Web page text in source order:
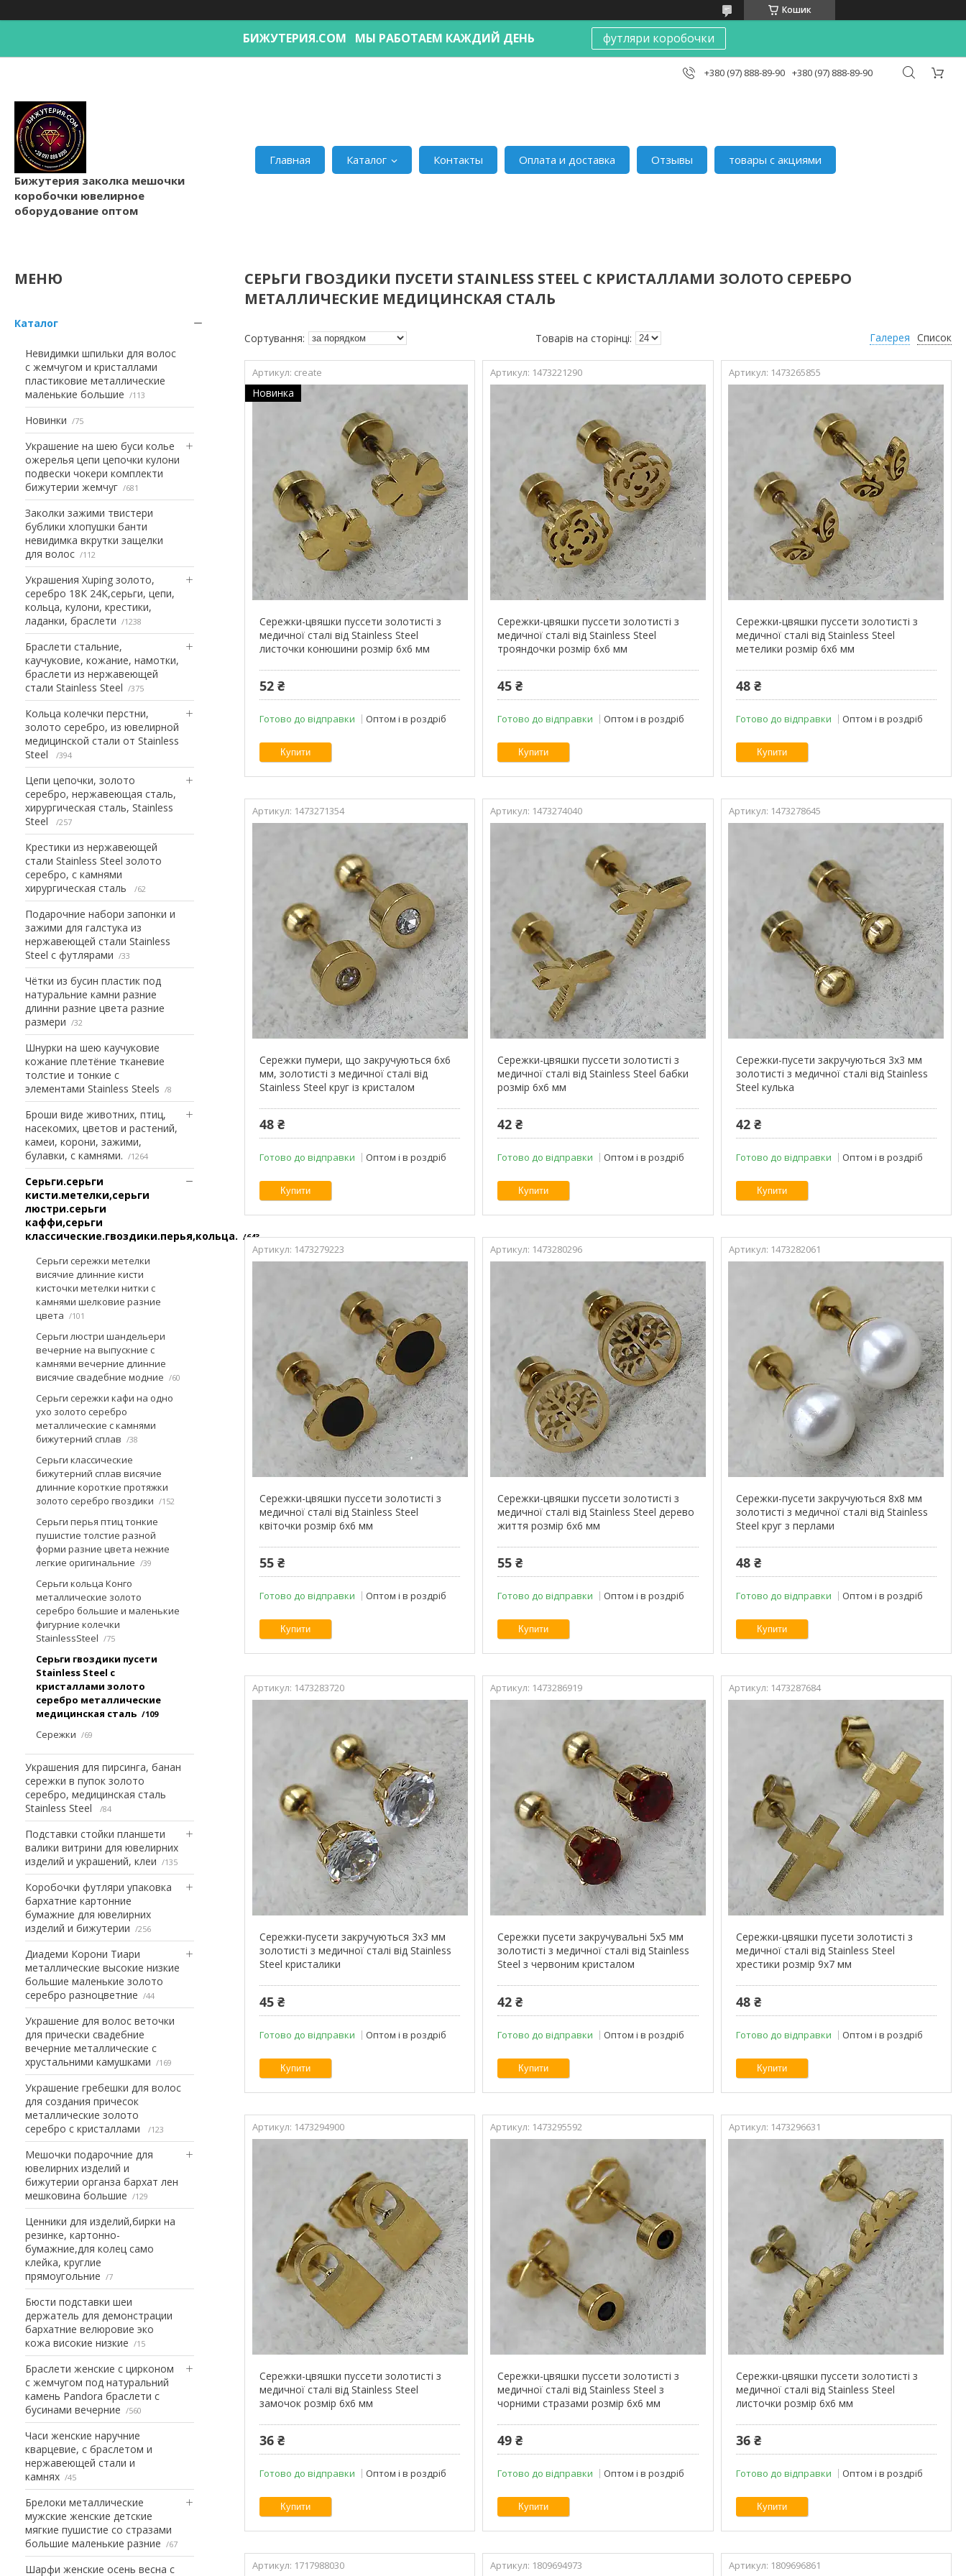
Кошик
БИЖУТЕРИЯ.COM МЫ РАБОТАЕМ КАЖДИЙ ДЕНЬ футляри коробочки
+380 (97) 888-89-90 +380 (97) 888-89-90
Бижутерия заколка мешочки
коробочки ювелирное
оборудование оптом
Главная Каталог Контакты Оплата и доставка Отзывы товары с акциями
Каталог
Невидимки шпильки для волос
с жемчугом и кристаллами
пластиковие металлические
маленькие большие
113
Новинки 75
Украшение на шею буси колье
ожерелья цепи цепочки кулони
подвески чокери комплекти
бижутерии жемчуг
681
Заколки зажими твистери
бублики хлопушки банти
невидимка вкрутки защелки
для волос
112
Украшения Xuping золото,
серебро 18К 24К,серьги, цепи,
кольца, кулони, крестики,
ладанки, браслети
1238
Браслети стальние,
каучуковие, кожание, намотки,
браслети из нержавеющей
стали Stainless Steel
375
Кольца колечки перстни,
золото серебро, из ювелирной
медицинской стали от Stainless
Steel
394
Цепи цепочки, золото
серебро, нержавеющая сталь,
хирургическая сталь, Stainless
Steel
257
Крестики из нержавеющей
стали Stainless Steel золото
серебро, с камнями
хирургическая сталь
62
Подарочние набори запонки и
зажими для галстука из
нержавеющей стали Stainless
Steel с футлярами
33
Чётки из бусин пластик под
натуральние камни разние
длинни разние цвета разние
размери
32
Шнурки на шею каучуковие
кожание плетёние тканевие
толстие и тонкие с
элементами Stainless Steels
8
Броши виде животних, птиц,
насекомих, цветов и растений,
камеи, корони, зажими,
булавки, с камнями.
1264
Серьги.серьги
кисти.метелки,серьги
люстри.серьги
каффи,серьги
классические.гвоздики.перья,кольца.
643
Серьги сережки метелки
висячие длинние кисти
кисточки метелки нитки с
камнями шелковие разние
цвета
101
Серьги люстри шандельери
вечерние на выпускние с
камнями вечерние длинние
висячие свадебние модние
60
Серьги сережки кафи на одно
ухо золото серебро
металлические с камнями
бижутерний сплав
38
Серьги классические
бижутерний сплав висячие
длинние короткие протяжки
золото серебро гвоздики
152
Серьги перья птиц тонкие
пушистие толстие разной
форми разние цвета нежние
легкие оригинальние
39
Серьги кольца Конго
металлические золото
серебро большие и маленькие
фигурние колечки
StainlessSteel
75
Серьги гвоздики пусети
Stainless Steel с
кристаллами золото
серебро металлические
медицинская сталь
109
Сережки 69
Украшения для пирсинга, банан
сережки в пупок золото
серебро, медицинская сталь
Stainless Steel
84
Подставки стойки планшети
валики витрини для ювелирних
изделий и украшений, клеи
135
Коробочки футляри упаковка
бархатние картонние
бумажние для ювелирних
изделий и бижутерии
256
Диадеми Корони Тиари
металлические высокие низкие
большие маленькие золото
серебро разноцветние
44
Украшение для волос веточки
для прически свадебние
вечерние металлические с
хрустальними камушками
169
Украшение гребешки для волос
для создания причесок
металлические золото
серебро с кристаллами
123
Мешочки подарочние для
ювелирних изделий и
бижутерии органза бархат лен
мешковина большие
129
Ценники для изделий,бирки на
резинке, картонно-
бумажние,для колец само
клейка, круглие
прямоугольние
7
Бюсти подставки шеи
держатель для демонстрации
бархатние велюровие эко
кожа високие низкие
15
Браслети женские с цирконом
с жемчугом под натуральний
камень Pandora браслети с
бусинами вечерние
560
Часи женские наручние
кварцевие, с браслетом и
нержавеющей стали и
камнях
45
Брелоки металлические
мужские женские детские
мягкие пушистие со стразами
большие маленькие разние
67
Шарфи женские осень весна с
СЕРЬГИ ГВОЗДИКИ ПУСЕТИ STAINLESS STEEL С КРИСТАЛЛАМИ ЗОЛОТО СЕРЕБРО
МЕТАЛЛИЧЕСКИЕ МЕДИЦИНСКАЯ СТАЛЬ
Галерея Список
create
Новинка
Сережки-цвяшки пуссети золотисті з
медичної сталі від Stainless Steel
листочки конюшини розмір 6х6 мм
52 ₴
Готово до відправки Оптом і в роздріб
Купити
1473221290
Сережки-цвяшки пуссети золотисті з
медичної сталі від Stainless Steel
трояндочки розмір 6х6 мм
45 ₴
Готово до відправки Оптом і в роздріб
Купити
1473265855
Сережки-цвяшки пуссети золотисті з
медичної сталі від Stainless Steel
метелики розмір 6х6 мм
48 ₴
Готово до відправки Оптом і в роздріб
Купити
1473271354
Сережки пумери, що закручуються 6х6
мм, золотисті з медичної сталі від
Stainless Steel круг із кристалом
48 ₴
Готово до відправки Оптом і в роздріб
Купити
1473274040
Сережки-цвяшки пуссети золотисті з
медичної сталі від Stainless Steel бабки
розмір 6х6 мм
42 ₴
Готово до відправки Оптом і в роздріб
Купити
1473278645
Сережки-пусети закручуються 3х3 мм
золотисті з медичної сталі від Stainless
Steel кулька
42 ₴
Готово до відправки Оптом і в роздріб
Купити
1473279223
Сережки-цвяшки пуссети золотисті з
медичної сталі від Stainless Steel
квіточки розмір 6х6 мм
55 ₴
Готово до відправки Оптом і в роздріб
Купити
1473280296
Сережки-цвяшки пуссети золотисті з
медичної сталі від Stainless Steel дерево
життя розмір 6х6 мм
55 ₴
Готово до відправки Оптом і в роздріб
Купити
1473282061
Сережки-пусети закручуються 8х8 мм
золотисті з медичної сталі від Stainless
Steel круг з перлами
48 ₴
Готово до відправки Оптом і в роздріб
Купити
1473283720
Сережки-пусети закручуються 3х3 мм
золотисті з медичної сталі від Stainless
Steel кристалики
45 ₴
Готово до відправки Оптом і в роздріб
Купити
1473286919
Сережки пусети закручувальні 5х5 мм
золотисті з медичної сталі від Stainless
Steel з червоним кристалом
42 ₴
Готово до відправки Оптом і в роздріб
Купити
1473287684
Сережки-цвяшки пусети золотисті з
медичної сталі від Stainless Steel
хрестики розмір 9х7 мм
48 ₴
Готово до відправки Оптом і в роздріб
Купити
1473294900
Сережки-цвяшки пуссети золотисті з
медичної сталі від Stainless Steel
замочок розмір 6х6 мм
36 ₴
Готово до відправки Оптом і в роздріб
Купити
1473295592
Сережки-цвяшки пуссети золотисті з
медичної сталі від Stainless Steel з
чорними стразами розмір 6х6 мм
49 ₴
Готово до відправки Оптом і в роздріб
Купити
1473296631
Сережки-цвяшки пуссети золотисті з
медичної сталі від Stainless Steel
листочки розмір 6х6 мм
36 ₴
Готово до відправки Оптом і в роздріб
Купити
1717988030 1809694973 1809696861